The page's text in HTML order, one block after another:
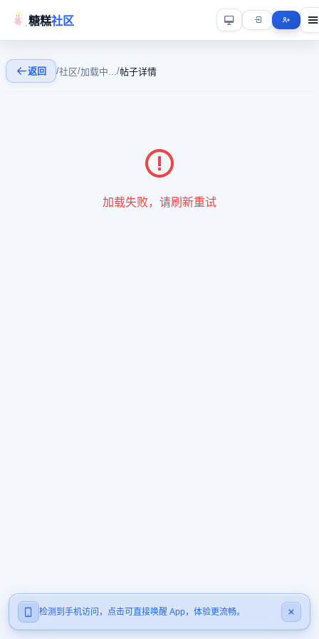
糖糕社区
检测到手机访问，点击可直接唤醒 App，体验更流畅。
返回 /社区/加载中.../帖子详情
加载失败，请刷新重试